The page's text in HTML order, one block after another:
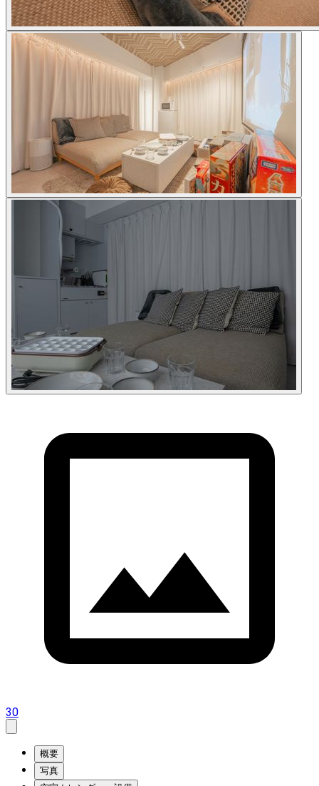
30
概要
写真